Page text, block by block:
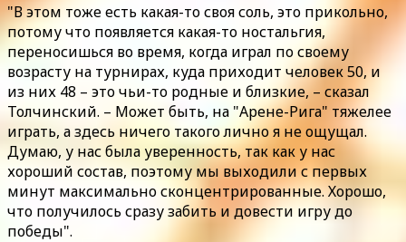
"В этом тоже есть какая-то своя соль, это прикольно,
потому что появляется какая-то ностальгия,
переносишься во время, когда играл по своему
возрасту на турнирах, куда приходит человек 50, и
из них 48 – это чьи-то родные и близкие, – сказал
Толчинский. – Может быть, на "Арене-Рига" тяжелее
играть, а здесь ничего такого лично я не ощущал.
Думаю, у нас была уверенность, так как у нас
хороший состав, поэтому мы выходили с первых
минут максимально сконцентрированные. Хорошо,
что получилось сразу забить и довести игру до
победы".